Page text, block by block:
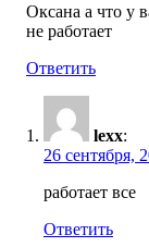
Оксана а что у
не работает
Ответить
lexx:
26 сентября,
работает все
Ответить